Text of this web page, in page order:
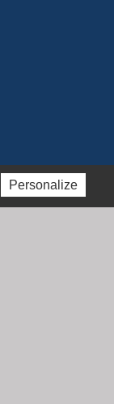
Personalize